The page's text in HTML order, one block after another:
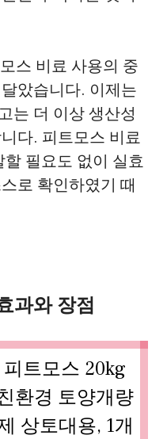
스 비료 사용의 중
았습니다. 이제는
는 더 이상 생산성
다. 피트모스 비료
필요도 없이 실효
로 확인하였기 때
과와 장점
피트모스 20kg
환경 토양개량
상토대용, 1개